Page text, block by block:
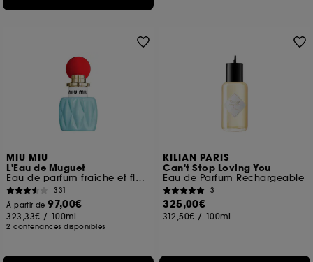
MIU MIU
L'Eau de Muguet
Eau de parfum fraîche et florale pour femme
331
À partir de97,00€
323,33€ / 100ml
2 contenances disponibles
KILIAN PARIS
Can't Stop Loving You
Eau de Parfum Rechargeable
3
325,00€
312,50€ / 100ml